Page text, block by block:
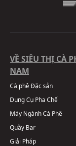
VỀ SIÊU THỊ CÀ
NAM
Cà phê Đặc sản
Dụng Cụ Pha Chế
Máy Ngành Cà Phê
Quầy Bar
Giải Pháp